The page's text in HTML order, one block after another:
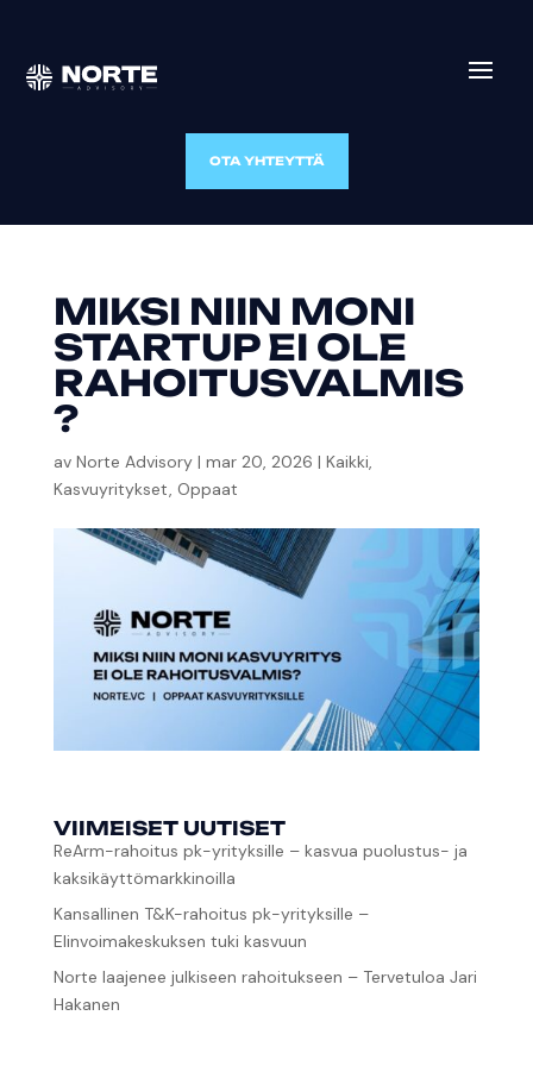
OTA YHTEYTTÄ
MIKSI NIIN MONI
STARTUP EI OLE
RAHOITUSVALMIS
?
av Norte Advisory| mar 20, 2026 | Kaikki,
Kasvuyritykset, Oppaat
VIIMEISET UUTISET
ReArm-rahoitus pk-yrityksille – kasvua puolustus- ja
kaksikäyttömarkkinoilla
Kansallinen T&K-rahoitus pk-yrityksille –
Elinvoimakeskuksen tuki kasvuun
Norte laajenee julkiseen rahoitukseen – Tervetuloa Jari
Hakanen